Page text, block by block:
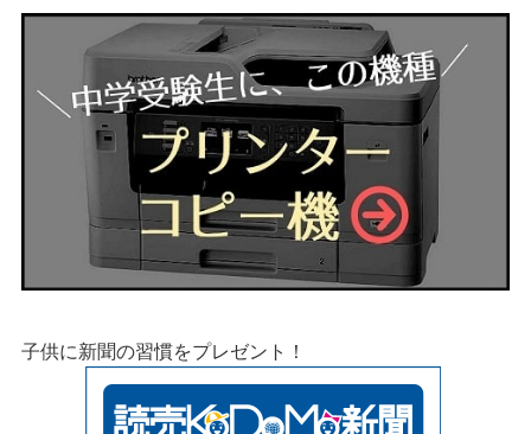
子供に新聞の習慣をプレゼント！